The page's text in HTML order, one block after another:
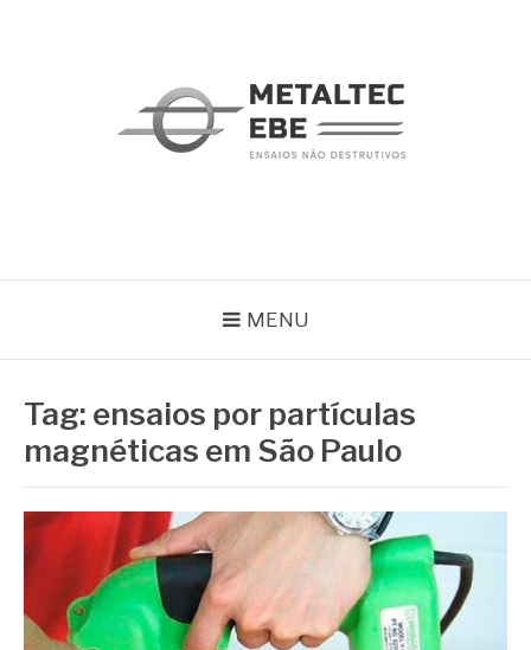
MENU
Tag: ensaios por partículas
magnéticas em São Paulo